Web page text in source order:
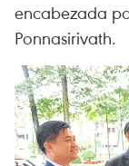
encabezada
Ponnasirivath.